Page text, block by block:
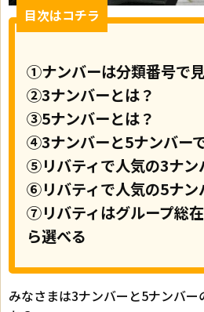
目次はコチラ
①ナンバーは分類番号で
②3ナンバーとは？
③5ナンバーとは？
④3ナンバーと5ナンバー
⑤リバティで人気の3ナン
⑥リバティで人気の5ナン
⑦リバティはグループ総
ら選べる
みなさまは3ナンバーと5ナンバー